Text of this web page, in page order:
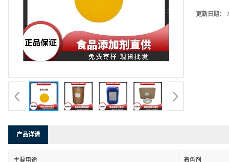
更新日期：
产品详请
主要用途 着色剂